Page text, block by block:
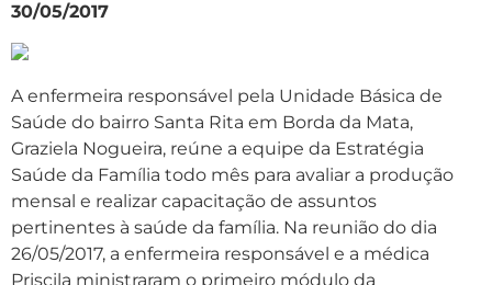
30/05/2017
A enfermeira responsável pela Unidade Básica de
Saúde do bairro Santa Rita em Borda da Mata,
Graziela Nogueira, reúne a equipe da Estratégia
Saúde da Família todo mês para avaliar a produção
mensal e realizar capacitação de assuntos
pertinentes à saúde da família. Na reunião do dia
26/05/2017, a enfermeira responsável e a médica
Priscila ministraram o primeiro módulo da